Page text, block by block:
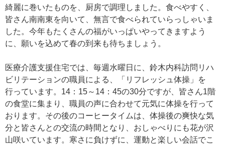
綺麗に巻いたものを、厨房で調理しました。食べやすく、
皆さん南南東を向いて、無言で食べられていらっしゃいま
した。今年もたくさんの福がいっぱいやってきますよう
に、願いを込めて春の到来も待ちましょう。
医療介護支援住宅では、毎週水曜日に、鈴木内科訪問リハ
ビリテーションの職員による、「リフレッシュ体操」を
行っています。14：15～14：45の30分ですが、皆さん1階
の食堂に集まり、職員の声に合わせて元気に体操を行って
おります。その後のコーヒータイムは、体操後の爽快な気
分と皆さんとの交流の時間となり、おしゃべりにも花が沢
山咲いています。寒さに負けずに、運動と楽しい会話でこ